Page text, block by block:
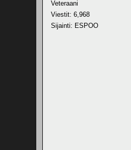
Veteraani
Viestit: 6,968
Sijainti: ESPOO